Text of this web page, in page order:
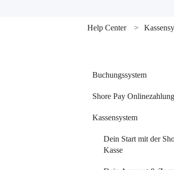
Help Center
Buchungssystem
Dein Start mit Shore
Dein Account &
Kalender & Termine
Shore Pay Onlinezahlung
Einrichtung &
Zahlungsoptionen &
Funktionen
Kassensystem
Dein Start mit der
Kasse